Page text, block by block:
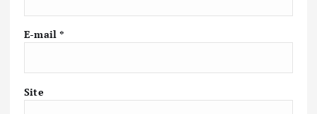
E-mail*
Site